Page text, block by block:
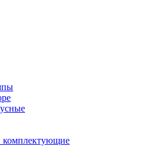
комплектующие